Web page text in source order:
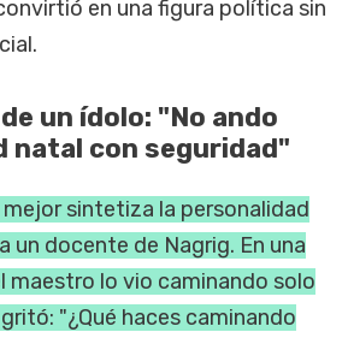
en una figura política sin
un ídolo: "No ando
natal con seguridad"
sintetiza la personalidad
un docente de Nagrig. En una
maestro lo vio caminando solo
"¿Qué haces caminando